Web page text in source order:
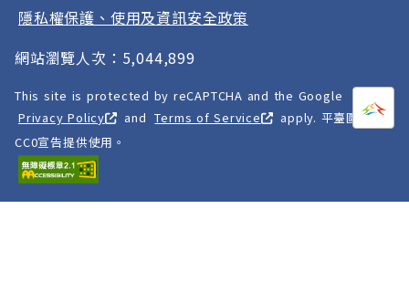
打開
隱私權保護、使用及資訊安全政策
網站瀏覽人次：5,044,899
This site is protected by reCAPTCHA and the Google
Privacy Policy
and Terms of Service
apply. 平臺圖像以
CC0宣告提供使用。